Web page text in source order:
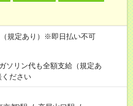
規定あり）※即日払い不可
リン代も全額支給（規定あ
ださい